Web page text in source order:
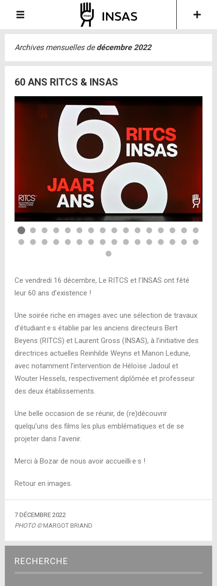
Archives mensuelles dedécembre 2022
60 ANS RITCS & INSAS
Ce vendredi 16 décembre, Le RITCS et l’INSAS ont fêté
leur 60 ans d’existence !
Une soirée riche en images avec une sélection de travaux
d’étudiant·e·s établie par les anciens directeurs Bert
Beyens (RITCS) et Laurent Gross (INSAS), à l’initiative des
directrices actuelles Reinhilde Weyns et Manon Ledune,
avec notamment l’intervention de Héloïse Jadoul et
Wouter Hessels, respectivement diplômée et professeur
des deux établissements.
Une belle occasion de se réunir, de (re)découvrir
quelqu’uns des films les plus emblématiques et de se
projeter dans l’avenir.
Merci à Bozar de nous avoir accueilli·e·s !
Retour en images.
7 DÉCEMBRE 2022
PHOTO ©MARGOT BRIAND
RECHERCHE